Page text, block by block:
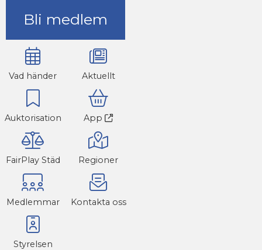
Bli medlem
Vad händer Aktuellt
Auktorisation App
FairPlay Städ Regioner
Medlemmar Kontakta oss
Styrelsen